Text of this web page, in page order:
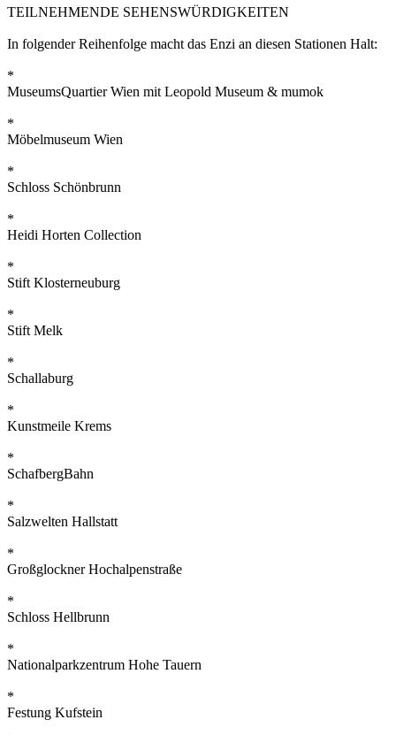
TEILNEHMENDE SEHENSWÜRDIGKEITEN
In folgender Reihenfolge macht das Enzi an diesen Stationen Halt:
*
MuseumsQuartier Wien mit Leopold Museum & mumok
*
Möbelmuseum Wien
*
Schloss Schönbrunn
*
Heidi Horten Collection
*
Stift Klosterneuburg
*
Stift Melk
*
Schallaburg
*
Kunstmeile Krems
*
SchafbergBahn
*
Salzwelten Hallstatt
*
Großglockner Hochalpenstraße
*
Schloss Hellbrunn
*
Nationalparkzentrum Hohe Tauern
*
Festung Kufstein